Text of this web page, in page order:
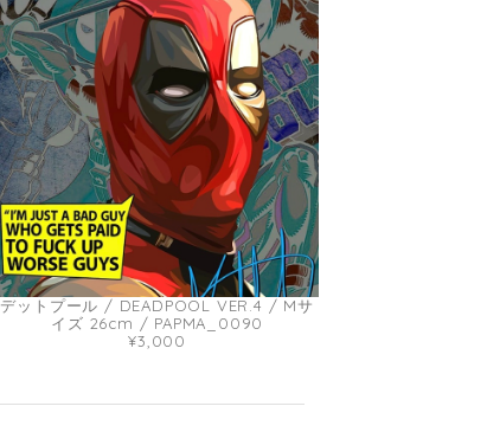
デットプール / DEADPOOL VER.4 / Mサ
イズ 26cm / PAPMA_0090
¥3,000